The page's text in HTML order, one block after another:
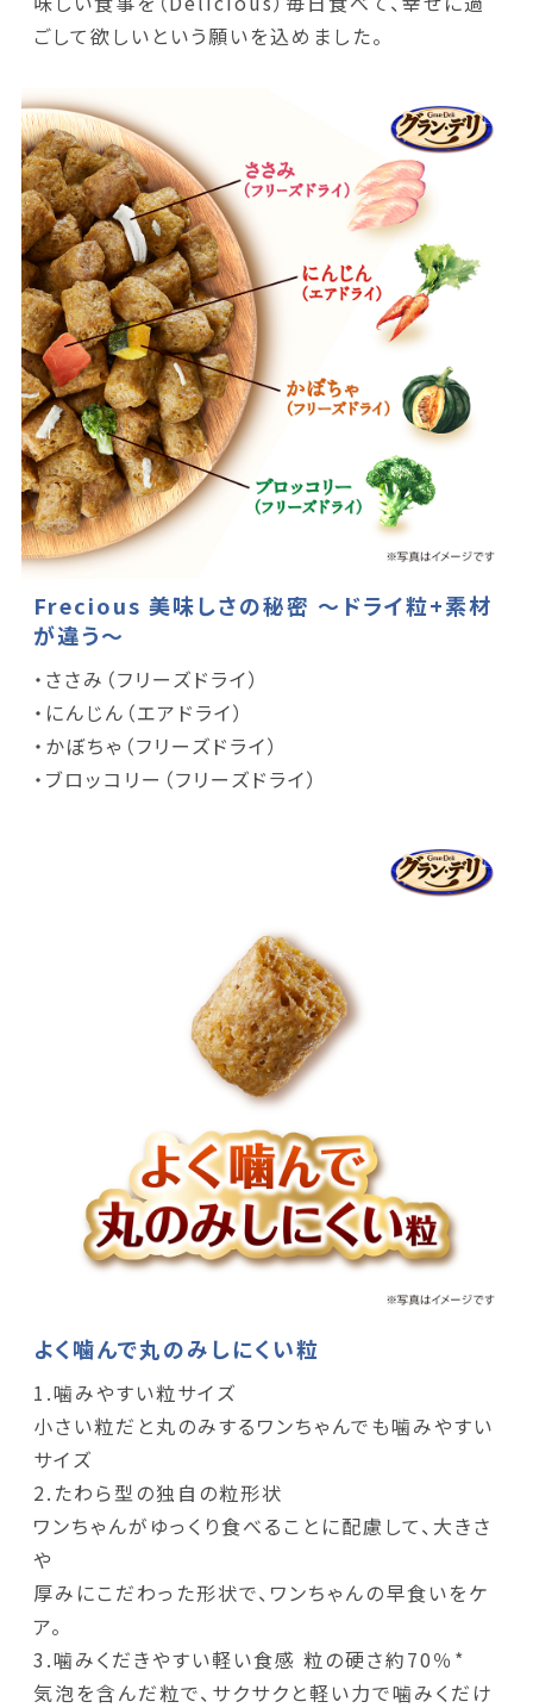
ごして欲しいという願いを込めました。
Frecious 美味しさの秘密 ～ドライ粒+素材
が違う～
・ささみ（フリーズドライ）
・にんじん（エアドライ）
・かぼちゃ（フリーズドライ）
・ブロッコリー（フリーズドライ）
よく噛んで丸のみしにくい粒
1.噛みやすい粒サイズ
小さい粒だと丸のみするワンちゃんでも噛みやすい
サイズ
2.たわら型の独自の粒形状
ワンちゃんがゆっくり食べることに配慮して、大きさ
や
厚みにこだわった形状で、ワンちゃんの早食いをケ
ア。
3.噛みくだきやすい軽い食感 粒の硬さ約70％*
気泡を含んだ粒で、サクサクと軽い力で噛みくだけ